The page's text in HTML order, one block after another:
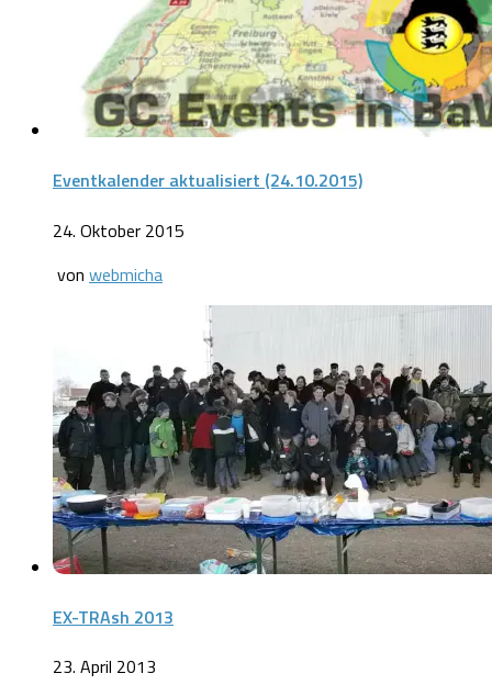
Eventkalender aktualisiert (24.10.2015)
24. Oktober 2015
von webmicha
EX-TRAsh 2013
23. April 2013